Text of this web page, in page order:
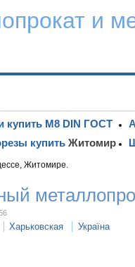
и
купить М8 DIN ГОСТ
купитьЖитомир
Житомире.
Харьковская Україна